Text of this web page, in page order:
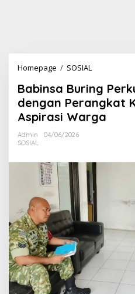
Homepage / SOSIAL
b
i
n
s
r
i
g
P
r
k
u
a
S
Babinsa Buring
dengan Perangkat
Aspirasi Warga
Admin
04/06/2026
SOSIAL